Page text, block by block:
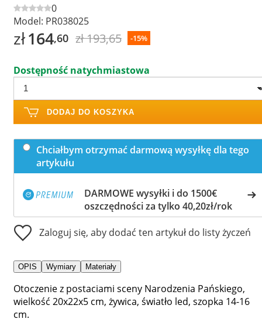
0
Model: PR038025
zł164,60 zł 193,65 -15%
Dostępność natychmiastowa
DODAJ DO KOSZYKA
Chciałbym otrzymać darmową wysyłkę dla tego
artykułu
DARMOWE wysyłki i do 1500€
oszczędności za tylko 40,20zł/rok
Zaloguj się, aby dodać ten artykuł do listy życzeń
OPIS Wymiary Materiały
Otoczenie z postaciami sceny Narodzenia Pańskiego,
wielkość 20x22x5 cm, żywica, światło led, szopka 14-16
cm.